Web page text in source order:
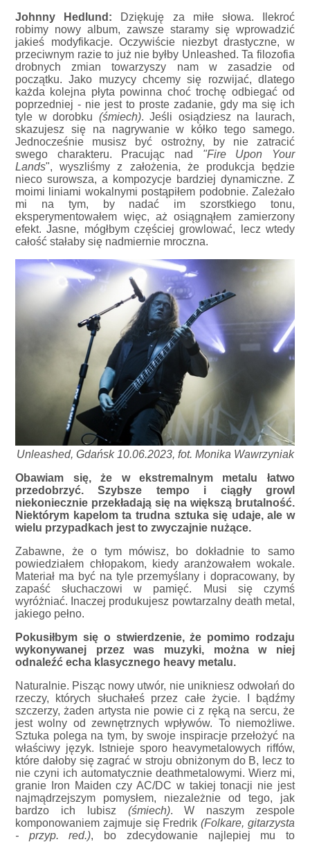
Johnny Hedlund: Dziękuję za miłe słowa. Ilekroć
robimy nowy album, zawsze staramy się wprowadzić
jakieś modyfikacje. Oczywiście niezbyt drastyczne, w
przeciwnym razie to już nie byłby Unleashed. Ta filozofia
drobnych zmian towarzyszy nam w zasadzie od
początku. Jako muzycy chcemy się rozwijać, dlatego
każda kolejna płyta powinna choć trochę odbiegać od
poprzedniej - nie jest to proste zadanie, gdy ma się ich
tyle w dorobku (śmiech). Jeśli osiądziesz na laurach,
skazujesz się na nagrywanie w kółko tego samego.
Jednocześnie musisz być ostrożny, by nie zatracić
swego charakteru. Pracując nad "Fire Upon Your
Lands", wyszliśmy z założenia, że produkcja będzie
nieco surowsza, a kompozycje bardziej dynamiczne. Z
moimi liniami wokalnymi postąpiłem podobnie. Zależało
mi na tym, by nadać im szorstkiego tonu,
eksperymentowałem więc, aż osiągnąłem zamierzony
efekt. Jasne, mógłbym częściej growlować, lecz wtedy
całość stałaby się nadmiernie mroczna.
Unleashed, Gdańsk 10.06.2023, fot. Monika Wawrzyniak
Obawiam się, że w ekstremalnym metalu łatwo
przedobrzyć. Szybsze tempo i ciągły growl
niekoniecznie przekładają się na większą brutalność.
Niektórym kapelom ta trudna sztuka się udaje, ale w
wielu przypadkach jest to zwyczajnie nużące.
Zabawne, że o tym mówisz, bo dokładnie to samo
powiedziałem chłopakom, kiedy aranżowałem wokale.
Materiał ma być na tyle przemyślany i dopracowany, by
zapaść słuchaczowi w pamięć. Musi się czymś
wyróżniać. Inaczej produkujesz powtarzalny death metal,
jakiego pełno.
Pokusiłbym się o stwierdzenie, że pomimo rodzaju
wykonywanej przez was muzyki, można w niej
odnaleźć echa klasycznego heavy metalu.
Naturalnie. Pisząc nowy utwór, nie unikniesz odwołań do
rzeczy, których słuchałeś przez całe życie. I bądźmy
szczerzy, żaden artysta nie powie ci z ręką na sercu, że
jest wolny od zewnętrznych wpływów. To niemożliwe.
Sztuka polega na tym, by swoje inspiracje przełożyć na
właściwy język. Istnieje sporo heavymetalowych riffów,
które dałoby się zagrać w stroju obniżonym do B, lecz to
nie czyni ich automatycznie deathmetalowymi. Wierz mi,
granie Iron Maiden czy AC/DC w takiej tonacji nie jest
najmądrzejszym pomysłem, niezależnie od tego, jak
bardzo ich lubisz (śmiech). W naszym zespole
komponowaniem zajmuje się Fredrik(Folkare, gitarzysta
- przyp. red.), bo zdecydowanie najlepiej mu to